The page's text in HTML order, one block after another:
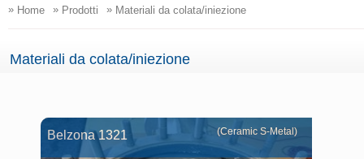
» Home » Prodotti » Materiali da colata/iniezione
Materiali da colata/iniezione
Belzona 1321 (Ceramic S-Metal)